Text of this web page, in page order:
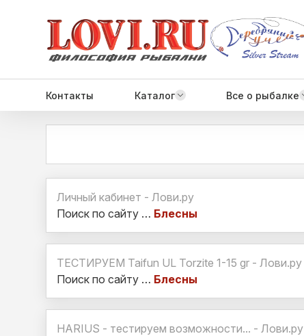
Контакты Каталог Все о рыбалке
Личный кабинет - Лови.ру
Поиск по сайту … Блесны
ТЕСТИРУЕМ Taifun UL Torzite 1-15 gr - Лови.ру
Поиск по сайту … Блесны
HARIUS - тестируем возможности... - Лови.ру